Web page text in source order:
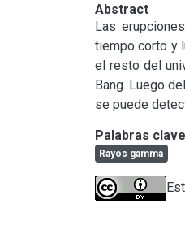
Abstract
Las
tiempo corto y
el resto del
Bang. Luego
se puede
Palabras clave
Rayos gamma